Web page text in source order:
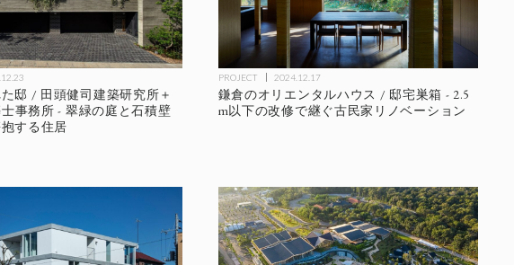
邸 / 田頭健司建築研究所＋
事務所 - 翠緑の庭と石積壁
する住居
PROJECT 2024.12.17
鎌倉のオリエンタルハウス / 邸宅巣箱 - 2.5
m以下の改修で継ぐ古民家リノベーション